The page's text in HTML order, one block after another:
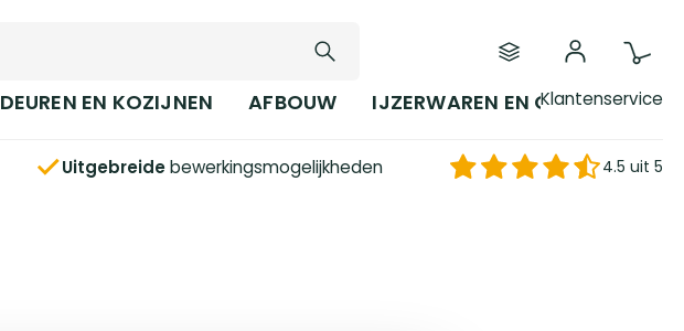
DEUREN EN KOZIJNEN AFBOUW IJZERWAREN EN GEREEDSCHAP
Klantenservice
Uitgebreidebewerkingsmogelijkheden 4.5 uit 5